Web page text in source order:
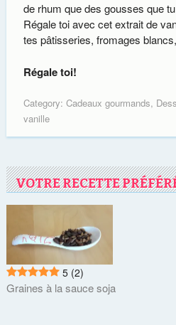
de rhum que des gousses que
Régale toi avec cet extrait de
tes pâtisseries, fromages
Régale toi!
Category: Cadeaux gourmands,
vanille
VOTRE RECETTE
5 (2)
Graines à la sauce soja